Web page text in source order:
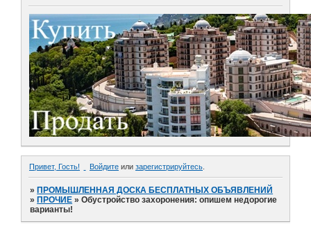
Привет, Гость! Войдите или зарегистрируйтесь
»ПРОМЫШЛЕННАЯ ДОСКА БЕСПЛАТНЫХ ОБЪЯВЛЕНИЙ
»ПРОЧИЕ »Обустройство захоронения: опишем недорогие
варианты!